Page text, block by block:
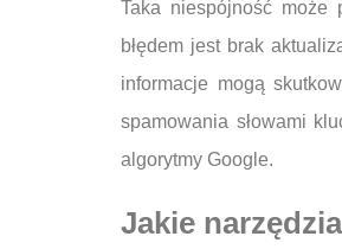
Taka niespójność może
błędem jest brak
informacje mogą
spamowania słowami
algorytmy Google.
Jakie